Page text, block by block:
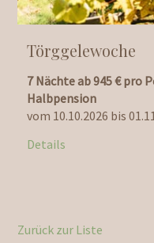
Törggelewoche
7 Nächte ab 945 € pro
Halbpension
vom 10.10.2026 bis
Details
Zurück zur Liste